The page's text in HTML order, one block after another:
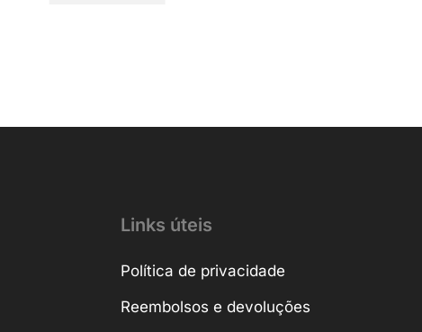
Links úteis
Política de privacidade
Reembolsos e devoluções